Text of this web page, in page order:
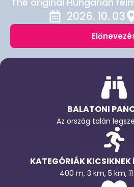
2026. 10. 03
BALATONI
Az ország talán
KATEGÓRIÁK KICSIKNEK
400 m, 3 km, 5 km,